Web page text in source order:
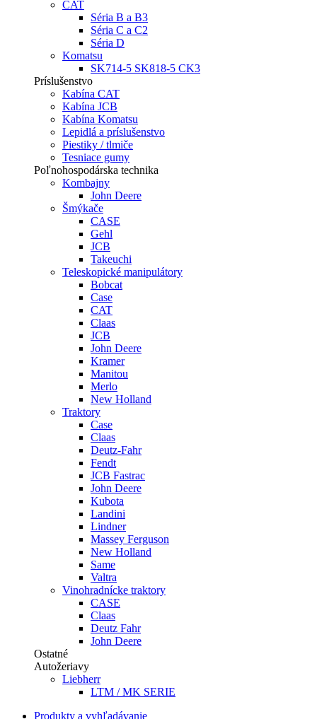
CAT
Séria B a B3
Séria C a C2
Séria D
Komatsu
SK714-5 SK818-5 CK3
Príslušenstvo
Kabína CAT
Kabína JCB
Kabína Komatsu
Lepidlá a príslušenstvo
Piestiky / tlmiče
Tesniace gumy
Poľnohospodárska technika
Kombajny
John Deere
Šmýkače
CASE
Gehl
JCB
Takeuchi
Teleskopické manipulátory
Bobcat
Case
CAT
Claas
JCB
John Deere
Kramer
Manitou
Merlo
New Holland
Traktory
Case
Claas
Deutz-Fahr
Fendt
JCB Fastrac
John Deere
Kubota
Landini
Lindner
Massey Ferguson
New Holland
Same
Valtra
Vinohradnícke traktory
CASE
Claas
Deutz Fahr
John Deere
Ostatné
Autožeriavy
Liebherr
LTM / MK SERIE
Produkty a vyhľadávanie